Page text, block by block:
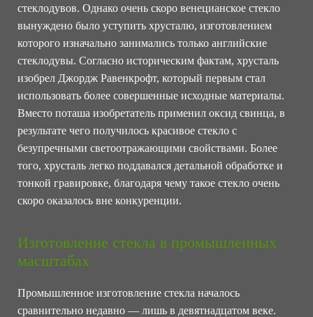
стеклодувов. Однако очень скоро венецианское стекло
вынуждено было уступить хрусталю, изготовлением
которого изначально занимались только английские
стеклодувы. Согласно историческим фактам, хрусталь
изобрел Джордж Равенкрофт, который первым стал
использовать более совершенные исходные материалы.
Вместо поташа изобретатель применил оксид свинца, в
результате чего получилось красивое стекло с
безупречными светоотражающими свойствами. Более
того, хрусталь легко поддавался детальной обработке и
тонкой гравировке, благодаря чему такое стекло очень
скоро оказалось вне конкуренции.
Изготовление стекла в промышленных
масштабах
Промышленное изготовление стекла началось
сравнительно недавно — лишь в девятнадцатом веке.